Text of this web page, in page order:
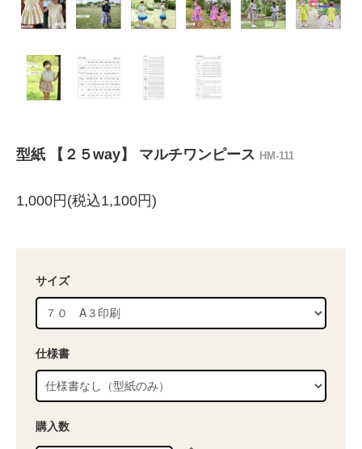
型紙 【２５way】 マルチワンピース HM-111
1,000円(税込1,100円)
サイズ
仕様書
購入数